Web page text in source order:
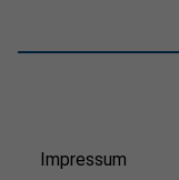
Impressum